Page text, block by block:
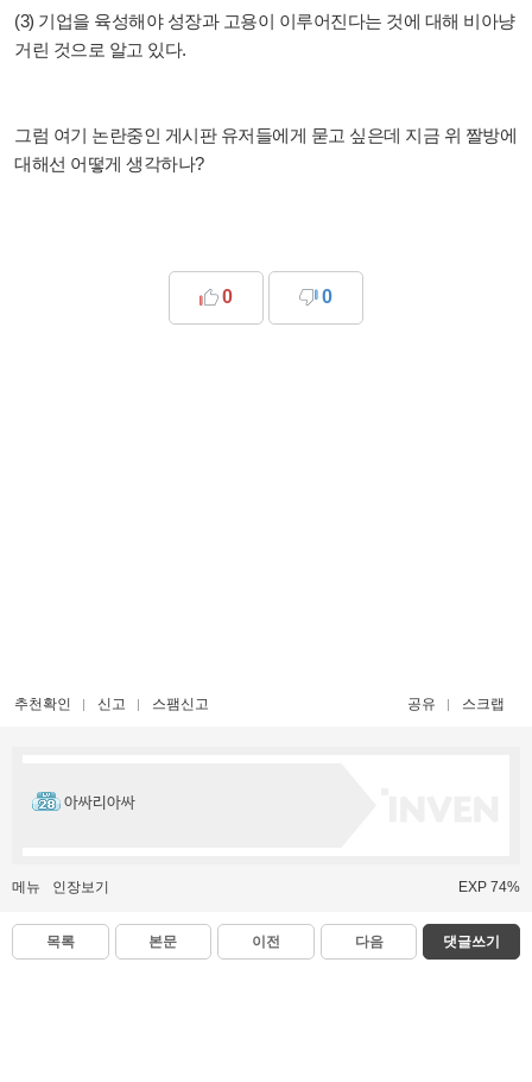
(3) 기업을 육성해야 성장과 고용이 이루어진다는 것에 대해 비아냥
거린 것으로 알고 있다.
그럼 여기 논란중인 게시판 유저들에게 묻고 싶은데 지금 위 짤방에
대해선 어떻게 생각하나?
0 0
추천확인 신고 스팸신고 공유 스크랩
아싸리아싸
메뉴 인장보기 EXP 74%
목록 본문 이전 다음 댓글쓰기